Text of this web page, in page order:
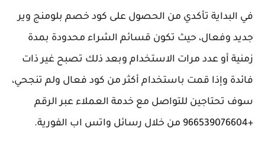
في البداية تأكدي من الحصول على كود خصم بلومنج وير
جديد وفعال، حيث تكون قسائم الشراء محدودة بمدة
زمنية أو عدد مرات الاستخدام وبعد ذلك تصبح غير ذات
فائدة وإذا قمت باستخدام أكثر من كود فعال ولم تنجحي،
سوف تحتاجين للتواصل مع خدمة العملاء عبر الرقم
+966539076604 من خلال رسائل واتس اب الفورية.